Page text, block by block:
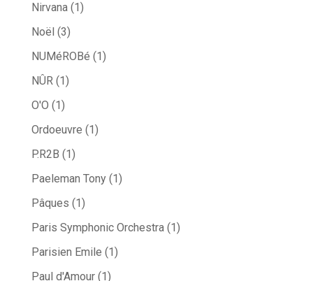
Nirvana(1)
Noël (3)
NUMéROBé (1)
NÛR(1)
O'O (1)
Ordoeuvre (1)
P.R2B (1)
Paeleman Tony(1)
Pâques (1)
Paris Symphonic Orchestra(1)
Parisien Emile (1)
Paul d'Amour(1)